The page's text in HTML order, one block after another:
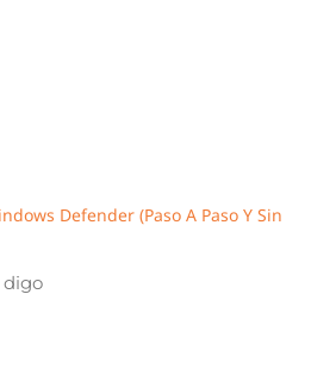
Defender (paso A Paso Y Sin
digo